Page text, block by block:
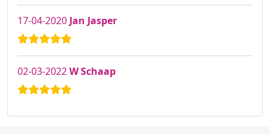
17-04-2020 Jan Jasper
02-03-2022W Schaap